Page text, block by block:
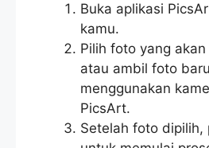
Buka aplikasi
kamu.
Pilih foto yang
atau ambil foto
menggunakan
PicsArt.
Setelah foto dipilih,